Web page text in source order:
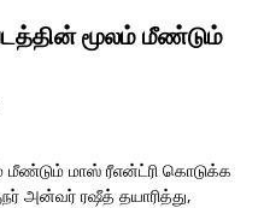
மூலம் மீண்டும்
மீண்டும் மாஸ் ரீஎன்ட்ரி கொடுக்க
அன்வர் ரஷீத் தயாரித்து,